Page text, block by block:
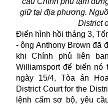
giữ tại địa phương.
District
Điển hình hồi tháng 3,
- ông Anthony Brown đã
khi Chính phủ liên
Williamsport để biến
ngày 15/4, Tòa án
District Court for the
lệnh cấm sơ bộ, yêu